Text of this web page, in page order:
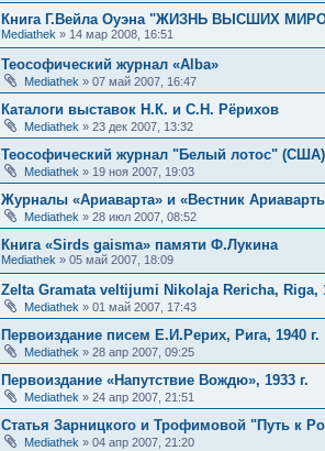
Книга Г.Вейла Оуэна "ЖИЗНЬ ВЫСШИХ
Mediathek » 14 мар 2008, 16:51
Теософический журнал «Alba»
Mediathek » 07 май 2007, 16:47
Каталоги выставок Н.К. и С.Н. Рёрихов
Mediathek » 23 дек 2007, 13:32
Теософический журнал "Белый лотос" (США)
Mediathek » 19 ноя 2007, 19:03
Журналы «Ариаварта» и «Вестник
Mediathek » 28 июл 2007, 08:52
Книга «Sirds gaisma» памяти Ф.Лукина
Mediathek » 05 май 2007, 18:09
Zelta Gramata veltijumi Nikolaja Rericha, Riga,
Mediathek » 01 май 2007, 17:43
Первоиздание писем Е.И.Рерих, Рига, 1940 г.
Mediathek » 28 апр 2007, 09:25
Первоиздание «Напутствие Вождю», 1933 г.
Mediathek » 24 апр 2007, 21:51
Статья Зарницкого и Трофимовой "Путь к
Mediathek » 04 апр 2007, 21:20